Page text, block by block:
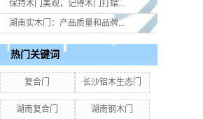
保持木门美观，记得木门打蜡...
湖南实木门：产品质量和品牌...
热门关键词
复合门 长沙铝木生态门
湖南复合门 湖南钢木门